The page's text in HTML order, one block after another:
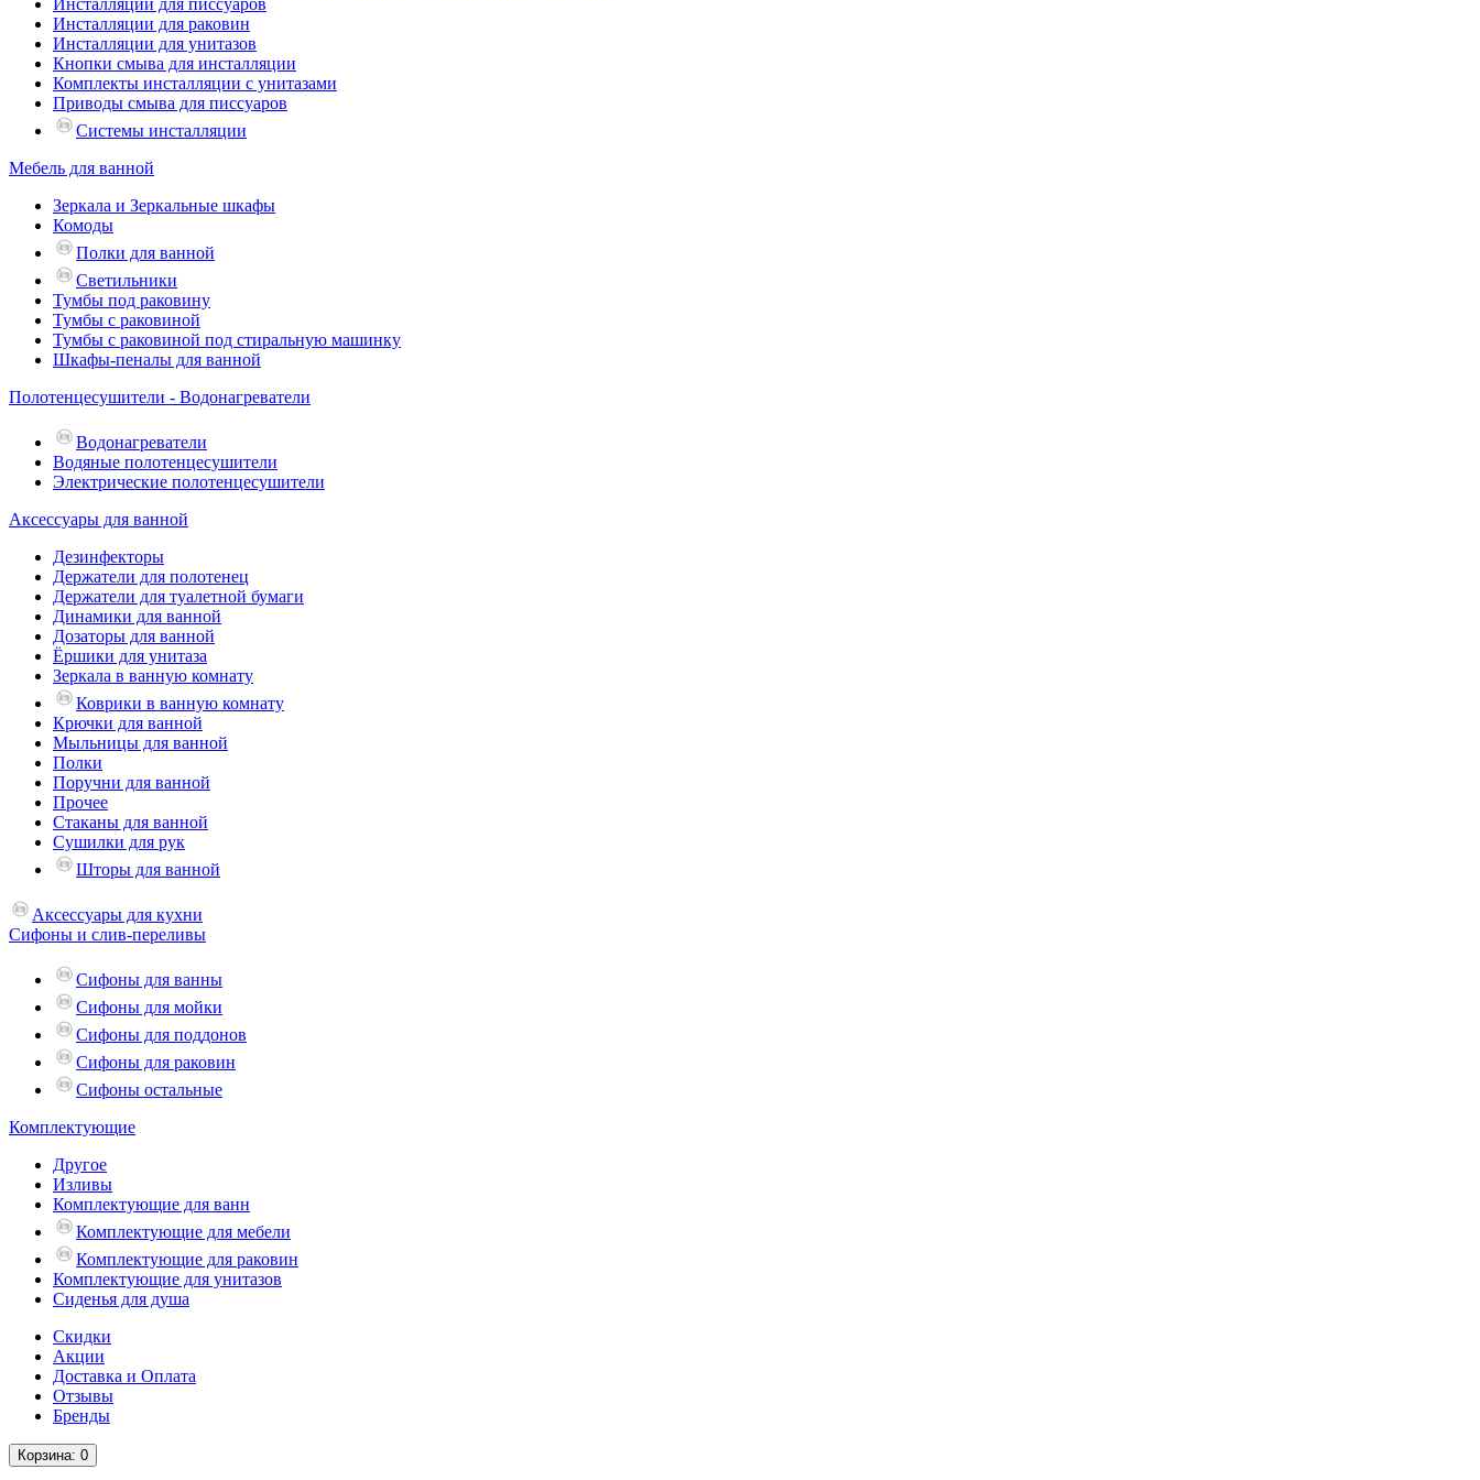
Инсталляции для писсуаров
Инсталляции для раковин
Инсталляции для унитазов
Кнопки смыва для инсталляции
Комплекты инсталляции с унитазами
Приводы смыва для писсуаров
Системы инсталляции
Мебель для ванной
Зеркала и Зеркальные шкафы
Комоды
Полки для ванной
Светильники
Тумбы под раковину
Тумбы с раковиной
Тумбы с раковиной под стиральную машинку
Шкафы-пеналы для ванной
Полотенцесушители - Водонагреватели
Водонагреватели
Водяные полотенцесушители
Электрические полотенцесушители
Аксессуары для ванной
Дезинфекторы
Держатели для полотенец
Держатели для туалетной бумаги
Динамики для ванной
Дозаторы для ванной
Ёршики для унитаза
Зеркала в ванную комнату
Коврики в ванную комнату
Крючки для ванной
Мыльницы для ванной
Полки
Поручни для ванной
Прочее
Стаканы для ванной
Сушилки для рук
Шторы для ванной
Аксессуары для кухни
Сифоны и слив-переливы
Сифоны для ванны
Сифоны для мойки
Сифоны для поддонов
Сифоны для раковин
Сифоны остальные
Комплектующие
Другое
Изливы
Комплектующие для ванн
Комплектующие для мебели
Комплектующие для раковин
Комплектующие для унитазов
Сиденья для душа
Скидки
Акции
Доставка и Оплата
Отзывы
Бренды
Корзина: 0